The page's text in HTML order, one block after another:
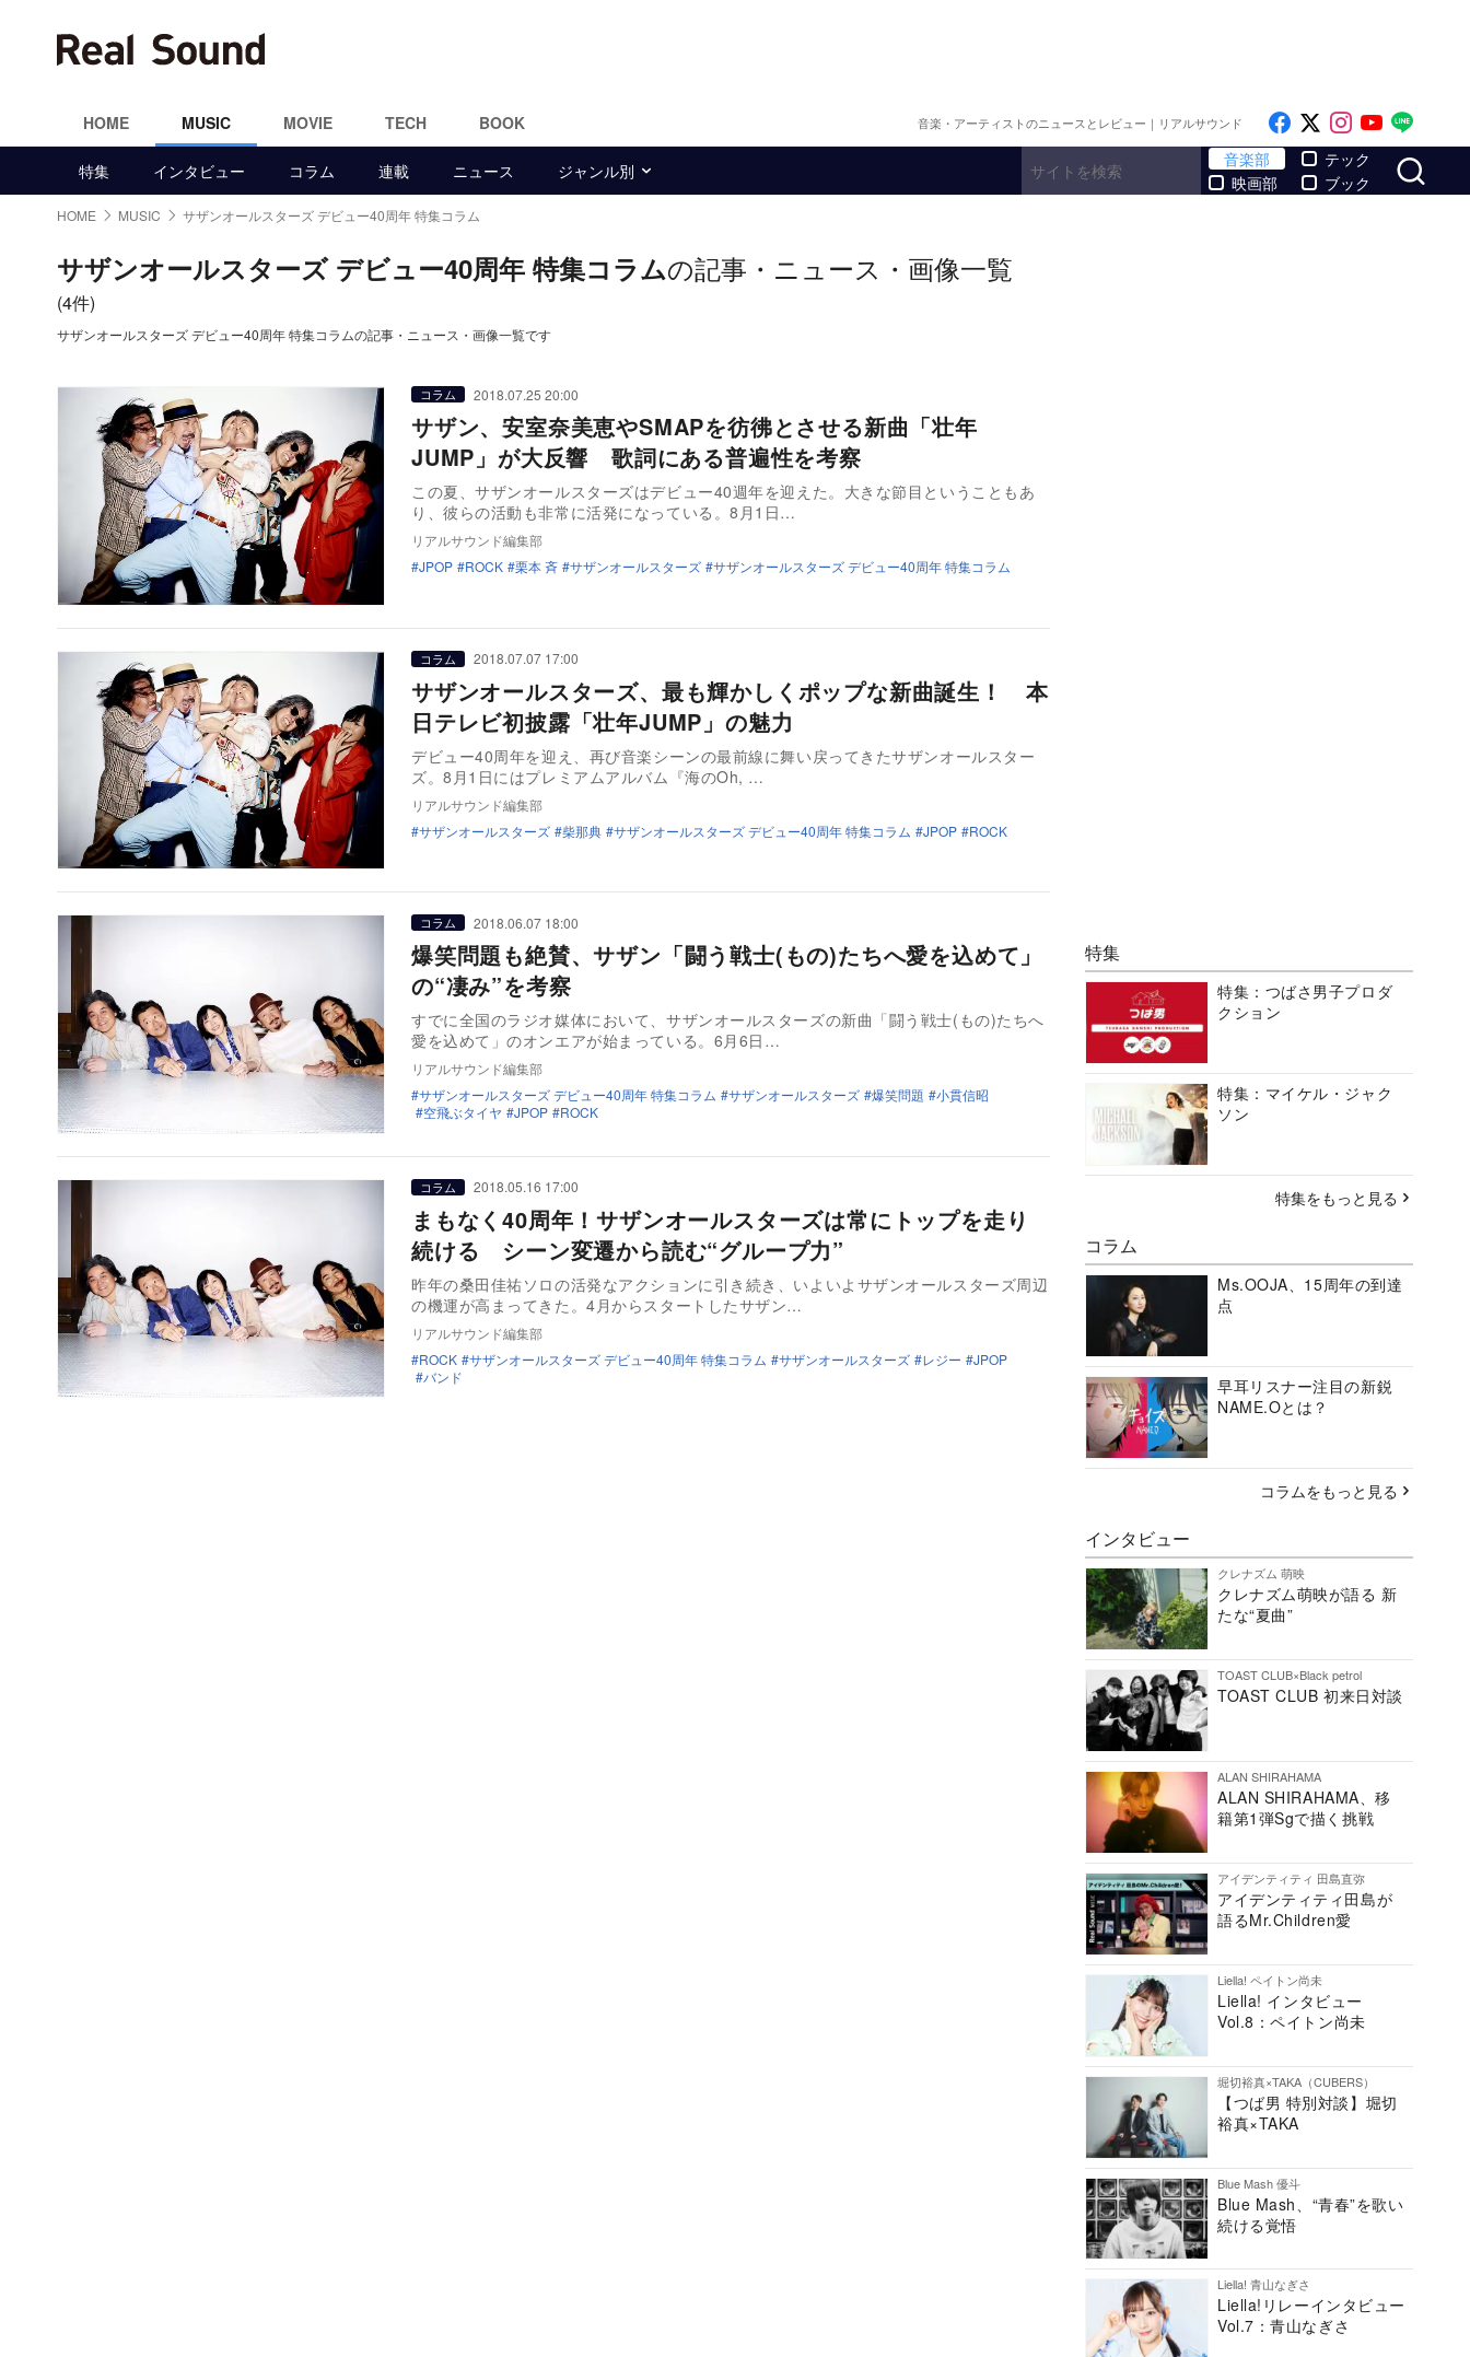
HOME MUSIC MOVIE TECH BOOK 音楽・アーティストのニュースとレビュー｜リアルサウンド Like on Facebook
Follow on x
Follow on
Follow
特集 インタビュー コラム 連載 ニュース ジャンル別
音楽部
映画部
テック
ブック
HOME MUSIC サザンオールスターズ デビュー40周年 特集コラム
サザンオールスターズ デビュー40周年 特集コラムの記事・ニュース・画像一覧
(4件)
サザンオールスターズ デビュー40周年 特集コラムの記事・ニュース・画像一覧です
コラム 2018.07.25 20:00
サザン、安室奈美恵やSMAPを彷彿とさせる新曲「壮年
JUMP」が大反響 歌詞にある普遍性を考察
この夏、サザンオールスターズはデビュー40週年を迎えた。大きな節目ということもあ
り、彼らの活動も非常に活発になっている。8月1日…
リアルサウンド編集部
JPOP
ROCK 栗本 斉 サザンオールスターズ サザンオールスターズ デビュー40周年 特集コラム
コラム 2018.07.07 17:00
サザンオールスターズ、最も輝かしくポップな新曲誕生！ 本
日テレビ初披露「壮年JUMP」の魅力
デビュー40周年を迎え、再び音楽シーンの最前線に舞い戻ってきたサザンオールスター
ズ。8月1日にはプレミアムアルバム『海のOh, …
リアルサウンド編集部
サザンオールスターズ
柴那典 サザンオールスターズ デビュー40周年 特集コラム JPOP ROCK
コラム 2018.06.07 18:00
爆笑問題も絶賛、サザン「闘う戦士(もの)たちへ愛を込めて」
の“凄み”を考察
すでに全国のラジオ媒体において、サザンオールスターズの新曲「闘う戦士(もの)たちへ
愛を込めて」のオンエアが始まっている。6月6日…
リアルサウンド編集部
サザンオールスターズ デビュー40周年 特集コラム
サザンオールスターズ 爆笑問題
小貫信昭
空飛ぶタイヤ
JPOP ROCK
コラム 2018.05.16 17:00
まもなく40周年！サザンオールスターズは常にトップを走り
続ける シーン変遷から読む“グループ力”
昨年の桑田佳祐ソロの活発なアクションに引き続き、いよいよサザンオールスターズ周辺
の機運が高まってきた。4月からスタートしたサザン…
リアルサウンド編集部
ROCK
サザンオールスターズ デビュー40周年 特集コラム サザンオールスターズ レジー
JPOP
バンド
特集
特集：つばさ男子プロダ
クション
特集：マイケル・ジャク
ソン
特集をもっと見る
コラム
Ms.OOJA、15周年の到達
点
早耳リスナー注目の新鋭
NAME.Oとは？
コラムをもっと見る
インタビュー
クレナズム 萌映
クレナズム萌映が語る 新
たな“夏曲”
TOAST CLUB×Black petrol
TOAST CLUB 初来日対談
ALAN SHIRAHAMA
ALAN SHIRAHAMA、移
籍第1弾Sgで描く挑戦
アイデンティティ 田島直弥
アイデンティティ田島が
語るMr.Children愛
Liella! ペイトン尚未
Liella! インタビュー
Vol.8：ペイトン尚未
堀切裕真×TAKA（CUBERS）
【つば男 特別対談】堀切
裕真×TAKA
Blue Mash 優斗
Blue Mash、“青春”を歌い
続ける覚悟
Liella! 青山なぎさ
Liella!リレーインタビュー
Vol.7：青山なぎさ